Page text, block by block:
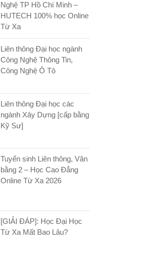
Nghệ TP Hồ Chí Minh –
HUTECH 100% học Online
Từ Xa
Liên thông Đại học ngành
Công Nghệ Thông Tin,
Công Nghệ Ô Tô
Liên thông Đại học các
ngành Xây Dựng [cấp bằng
Kỹ Sư]
Tuyển sinh Liên thông, Văn
bằng 2 – Học Cao Đẳng
Online Từ Xa 2026
[GIẢI ĐÁP]: Học Đại Học
Từ Xa Mất Bao Lâu?